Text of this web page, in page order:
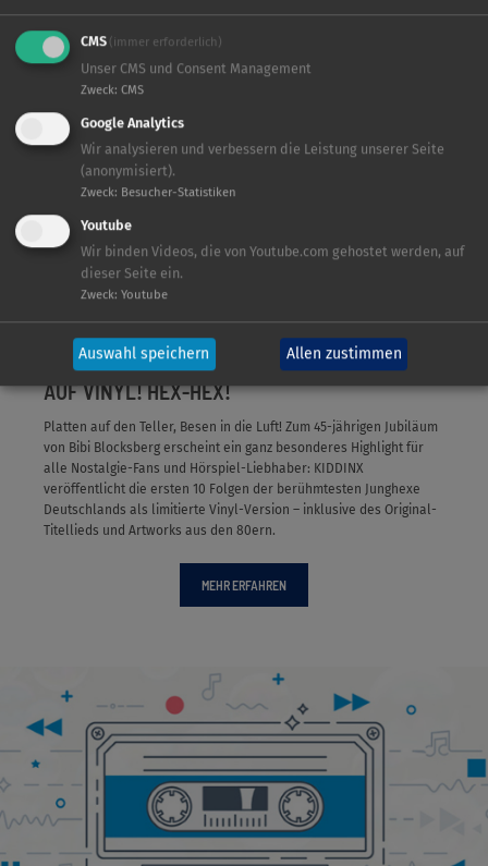
EENE MEENE RETROSTIL, BIBI GIBT’S JETZT
AUF VINYL! HEX-HEX!
Platten auf den Teller, Besen in die Luft! Zum 45-jährigen Jubiläum
von Bibi Blocksberg erscheint ein ganz besonderes Highlight für
alle Nostalgie-Fans und Hörspiel-Liebhaber: KIDDINX
veröffentlicht die ersten 10 Folgen der berühmtesten Junghexe
Deutschlands als limitierte Vinyl-Version – inklusive des Original-
Titellieds und Artworks aus den 80ern.
MEHR ERFAHREN
CMS (immer erforderlich)
Unser CMS und Consent Management
Zweck: CMS
Google Analytics
Wir analysieren und verbessern die Leistung unserer Seite
(anonymisiert).
Zweck: Besucher-Statistiken
Youtube
Wir binden Videos, die von Youtube.com gehostet werden, auf
dieser Seite ein.
Zweck: Youtube
Auswahl speichern Allen zustimmen